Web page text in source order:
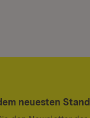
neuesten Stand